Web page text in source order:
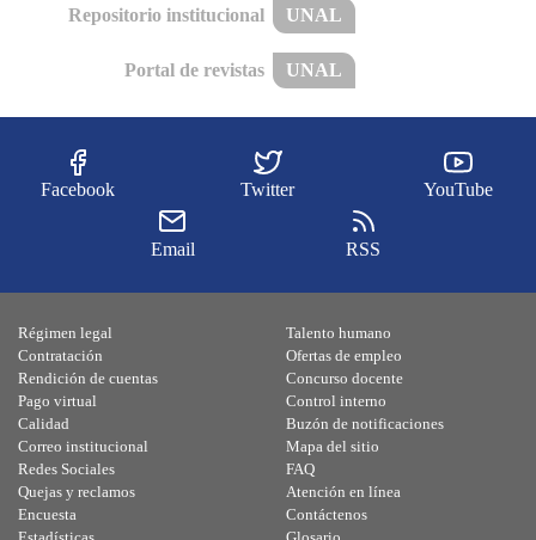
Repositorio institucional UNAL
Portal de revistas UNAL
Facebook Twitter YouTube
Email RSS
Régimen legal
Contratación
Rendición de cuentas
Pago virtual
Calidad
Talento humano
Ofertas de empleo
Concurso docente
Control interno
Buzón de notificaciones
Correo institucional
Redes Sociales
Quejas y reclamos
Encuesta
Mapa del sitio
FAQ
Atención en línea
Contáctenos